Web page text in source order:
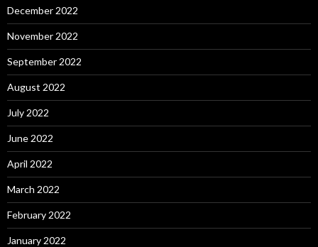
December 2022
November 2022
September 2022
August 2022
July 2022
June 2022
April 2022
March 2022
February 2022
January 2022